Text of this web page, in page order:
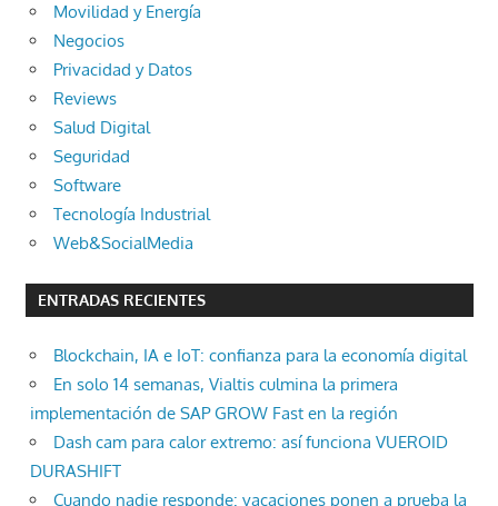
Movilidad y Energía
Negocios
Privacidad y Datos
Reviews
Salud Digital
Seguridad
Software
Tecnología Industrial
Web&SocialMedia
ENTRADAS RECIENTES
Blockchain, IA e IoT: confianza para la economía digital
En solo 14 semanas, Vialtis culmina la primera
implementación de SAP GROW Fast en la región
Dash cam para calor extremo: así funciona VUEROID
DURASHIFT
Cuando nadie responde: vacaciones ponen a prueba la